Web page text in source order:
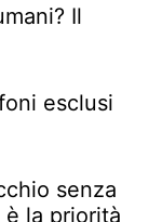
Il
esclusi
senza
la priorità